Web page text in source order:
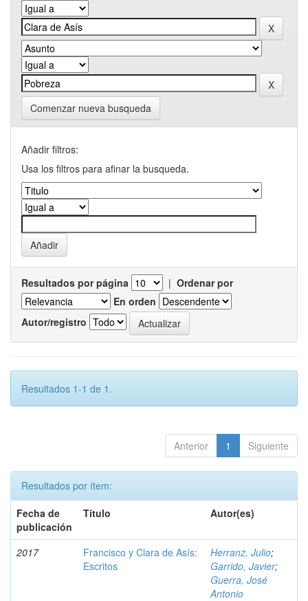
Comenzar nueva busqueda
Añadir filtros:
Usa los filtros para afinar la busqueda.
Resultados por página | Ordenar por
En orden
Autor/registro
Resultados 1-1 de 1.
Anterior 1 Siguiente
Resultados por ítem:
Fecha de
publicación
Título Autor(es)
2017
Francisco y Clara de Asís:
Escritos
Herranz, Julio;
Garrido, Javier;
Guerra, José
Antonio